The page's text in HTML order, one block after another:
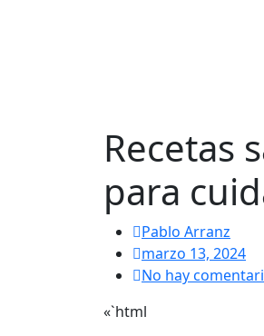
Recetas
para
Pablo Arranz
marzo 13, 2024
No hay
«`html